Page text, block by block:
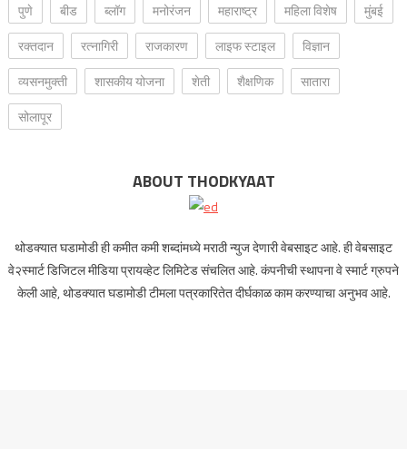
पुणे
बीड ब्लॉग मनोरंजन महाराष्ट्र महिला विशेष
मुंबई
रक्‍तदान
रत्नागिरी राजकारण लाइफ स्टाइल
विज्ञान
व्यसनमुक्ती
शासकीय योजना शेती शैक्षणिक
सातारा
सोलापूर
ABOUT THODKYAAT
थोडक्यात घडामोडी ही कमीत कमी शब्दांमध्ये मराठी न्युज देणारी वेबसाइट आहे. ही वेबसाइट
वे२स्मार्ट डिजिटल मीडिया प्रायव्हेट लिमिटेड संचलित आहे. कंपनीची स्थापना वे स्मार्ट ग्रुपने
केली आहे, थोडक्यात घडामोडी टीमला पत्रकारितेत दीर्घकाळ काम करण्याचा अनुभव आहे.